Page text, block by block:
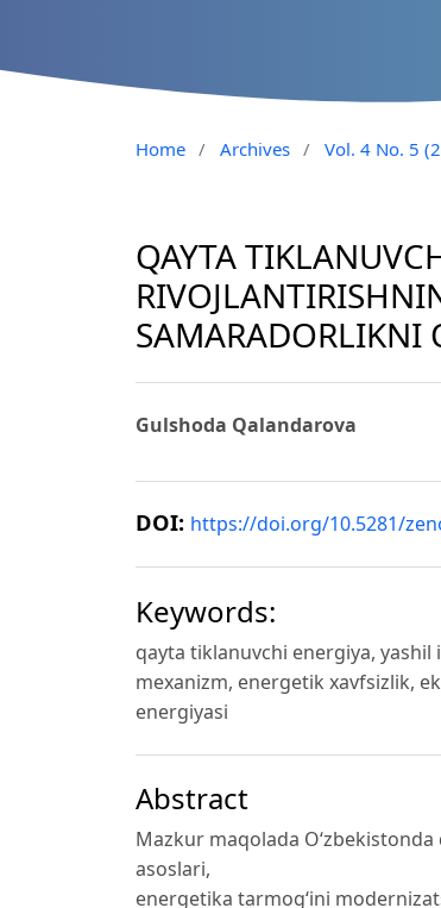
Home / Archives / Vol. 4 No. 5
QAYTA
SAMARADORLIKNI
Gulshoda Qalandarova
DOI: https://doi.org/10.5281/
Keywords:
qayta tiklanuvchi energiya,
mexanizm, energetik xavfsizlik,
energiyasi
Abstract
Mazkur maqolada
asoslari,
energetika tarmog‘ini